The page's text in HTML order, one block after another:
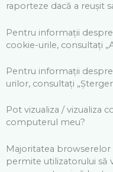
raporteze dacă a reușit
Pentru informații
cookie-urile, consultați
Pentru informații
urilor, consultați
Pot vizualiza / vizualiza
computerul meu?
Majoritatea browserelor
permite utilizatorului să